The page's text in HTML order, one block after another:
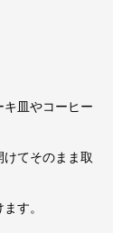
キ皿やコーヒー
てそのまま取
す。